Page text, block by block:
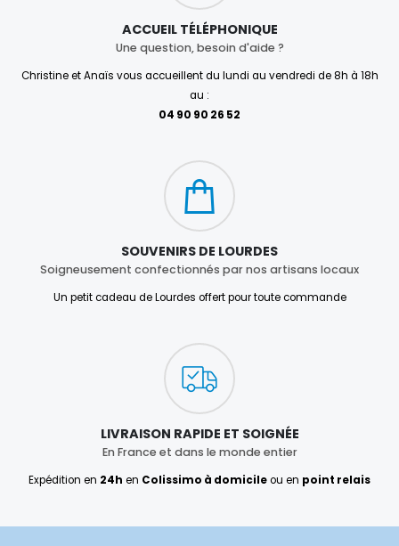
ACCUEIL TÉLÉPHONIQUE
Une question, besoin d'aide ?
Christine et Anaïs vous accueillent du lundi au vendredi de 8h à 18h
au :
04 90 90 26 52
SOUVENIRS DE LOURDES
Soigneusement confectionnés par nos artisans locaux
Un petit cadeau de Lourdes offert pour toute commande
LIVRAISON RAPIDE ET SOIGNÉE
En France et dans le monde entier
Expédition en 24h en Colissimo à domicileou en point relais